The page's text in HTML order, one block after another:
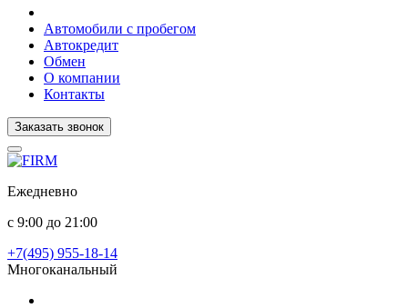
Автомобили с пробегом
Автокредит
Обмен
О компании
Контакты
Заказать звонок
Ежедневно
с 9:00 до 21:00
+7(495) 955-18-14
Многоканальный